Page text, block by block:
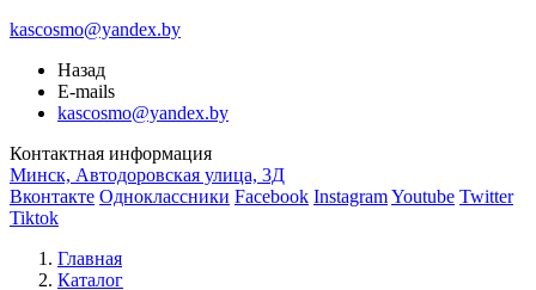
kascosmo@yandex.by
Назад
E-mails
kascosmo@yandex.by
Контактная информация
Минск, Автодоровская улица, 3Д
Вконтакте Одноклассники Facebook InstagramYoutube Twitter
Tiktok
Главная
Каталог